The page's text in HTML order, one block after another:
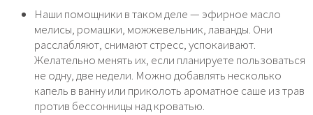
Наши помощники в таком деле — эфирное масло
мелисы, ромашки, можжевельник, лаванды. Они
расслабляют, снимают стресс, успокаивают.
Желательно менять их, если планируете пользоваться
не одну, две недели. Можно добавлять несколько
капель в ванну или приколоть ароматное саше из трав
против бессонницы над кроватью.